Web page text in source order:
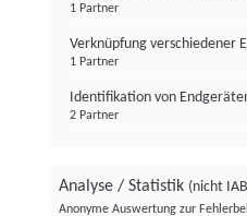
1 Partner
Verknüpfung verschiedener
1 Partner
Identifikation von
2 Partner
Analyse / Statistik (nicht
Anonyme Auswertung zur
Institutional Money
Impressum